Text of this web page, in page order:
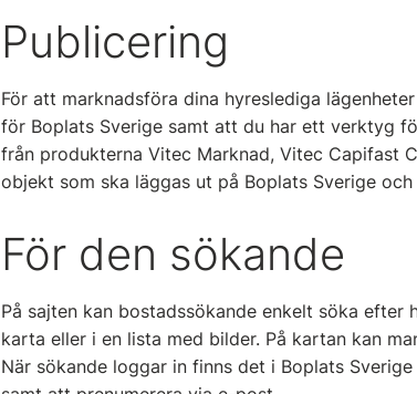
Publicering
För att marknadsföra dina hyreslediga
för Boplats Sverige samt att du har ett verktyg
från produkterna Vitec Marknad, Vitec Capifast
objekt som ska läggas ut på Boplats Sverige
För den sökande
På sajten kan bostadssökande enkelt söka
karta eller i en lista med bilder. På kartan kan
När sökande loggar in finns det i Boplats